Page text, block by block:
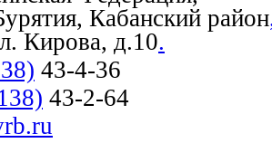
Кабанский район
Кирова, д.10.
43-4-36
43-2-64